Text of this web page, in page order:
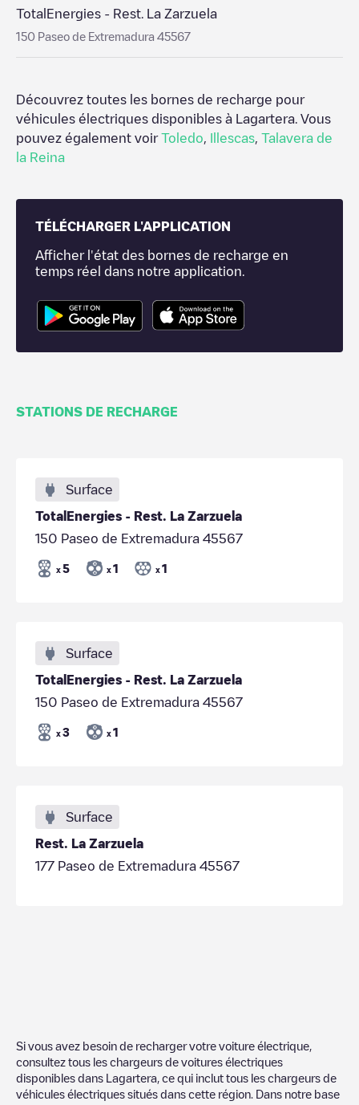
TotalEnergies - Rest. La Zarzuela
150 Paseo de Extremadura 45567
Découvrez toutes les bornes de recharge pour
véhicules électriques disponibles à
Lagartera . Vous
pouvez également voirToledo Illescas Talavera de
la Reina
TÉLÉCHARGER L'APPLICATION
Afficher l'état des bornes de recharge en
temps réel dans notre application.
STATIONS DE RECHARGE
Surface
TotalEnergies - Rest. La Zarzuela
150 Paseo de Extremadura 45567
x 5 x 1 x 1
Surface
TotalEnergies - Rest. La Zarzuela
150 Paseo de Extremadura 45567
x 3 x 1
Surface
Rest. La Zarzuela
177 Paseo de Extremadura 45567
Si vous avez besoin de recharger votre voiture électrique,
consultez tous les chargeurs de voitures électriques
disponibles dans Lagartera , ce qui inclut tous les chargeurs de
véhicules électriques situés dans cette région. Dans notre base